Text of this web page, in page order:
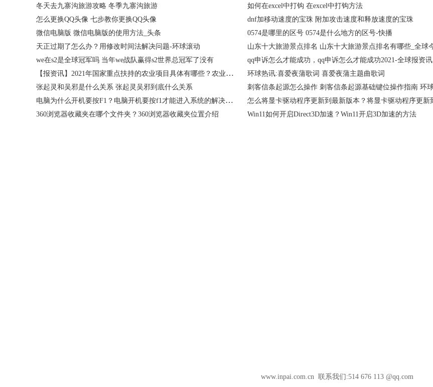
冬天去九寨沟旅游攻略 冬季九寨沟旅游
如何在excel中打钩 在excel中打钩方法
怎么更换QQ头像 七步教你更换QQ头像
dnf加移动速度的宝珠 附加攻击速度和释放速度的宝珠
微信电脑版 微信电脑版的使用方法_头条
0574是哪里的区号 0574是什么地方的区号-快播
天正过期了怎么办？用修改时间法解决问题-环球滚动
we在s2是全球冠军吗 当年we战队赢得s2世界总冠军了没有 qq申诉怎么才能成功，qq申诉怎么才能成功2021-全球报资讯
【报资讯】2021年国家重点扶持的农业项目具体有哪些？农业农村部重点扶持这21
环球热讯:喜爱夜蒲歌词 喜爱夜蒲主题曲歌词
张起灵和吴邪是什么关系 张起灵吴邪到底什么关系
电脑为什么开机要按F1？电脑开机要按f1才能进入系统的解决方法
360浏览器收藏夹在哪个文件夹？360浏览器收藏夹位置介绍 Win11如何开启Direct3D加速？Win11开启3D加速的方法
www.inpai.com.cn 联系我们:514 676 113 @qq.com